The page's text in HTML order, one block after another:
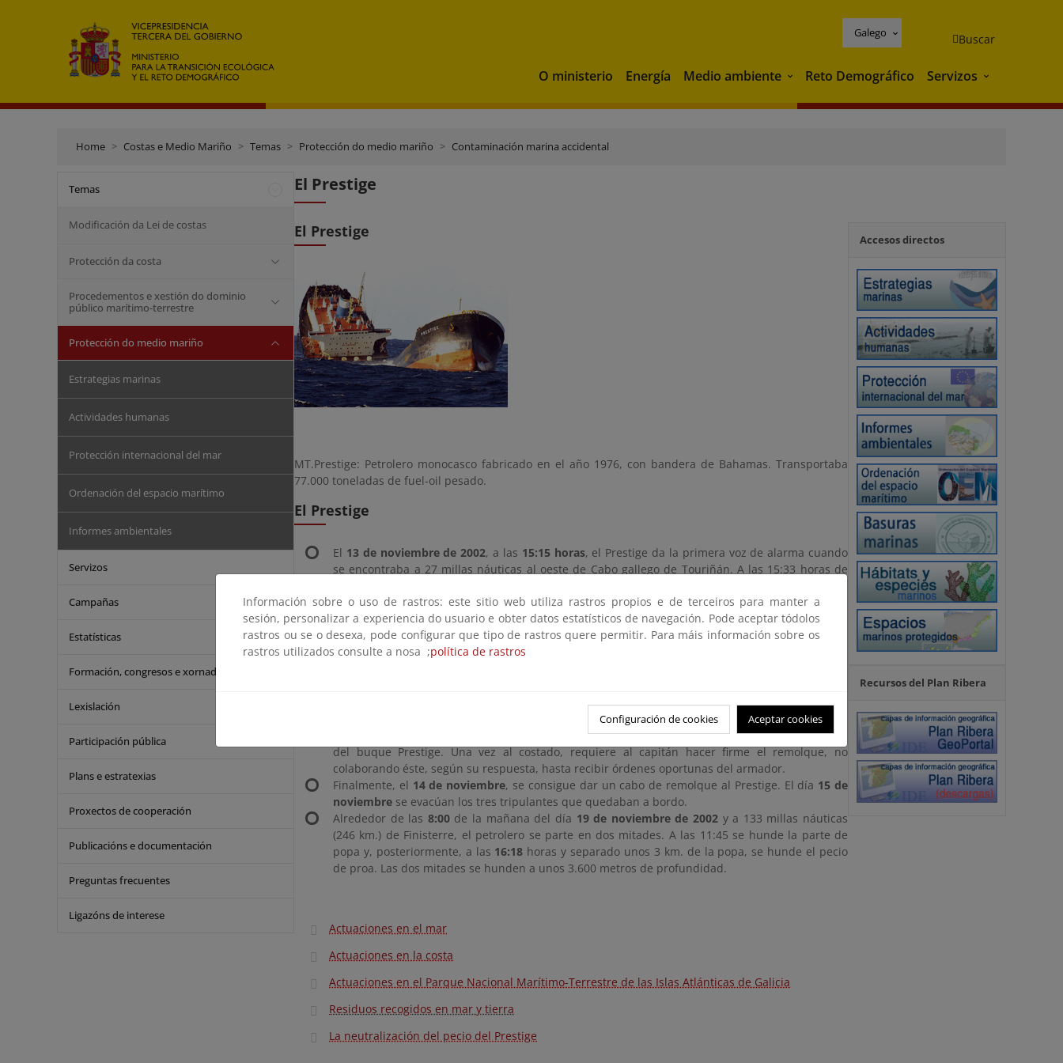
Galego Buscar
O ministerio Energía Medio ambiente Medio ambiente
Reto Demográfico Servizos Servizos
Home Costas e Medio Mariño Temas Protección do medio mariño Contaminación marina accidental
Temas
Modificación da Lei de costas
Protección da costa
Procedementos e xestión do dominio
público marítimo-terrestre
Protección do medio mariño
Estrategias marinas
Actividades humanas
Protección internacional del mar
Ordenación del espacio marítimo
Informes ambientales
Servizos
Campañas
Estatísticas
Formación, congresos e xornadas
Lexislación
Participación pública
Plans e estratexias
Proxectos de cooperación
Publicacións e documentación
Preguntas frecuentes
Ligazóns de interese
El Prestige
El Prestige
MT.Prestige: Petrolero monocasco fabricado en el año 1976, con bandera de Bahamas. Transportaba
77.000 toneladas de fuel-oil pesado.
El Prestige
El 13 de noviembre de 2002, a las 15:15 horas, el Prestige da la primera voz de alarma cuando
se encontraba a 27 millas náuticas al oeste de Cabo gallego de Touriñán. A las 15:33 horas de
30º hacia el costado de estribor. Esta solicitud es atendida por el Centro Regional de
Coordinación de Salvamento Marítimo de Finisterre, que inicia la coordinación de las labores de
rescate de la tripulación y remolque del buque. A bordo navegan 27 tripulantes: dos griegos, un
rumano y 24 filipinos.
capitán, el primer oficial y el jefe de máquinas. Los 24 tripulantes rescatados son
desembarcados en La Coruña y Vigo, respectivamente.
, el primero de los remolcadores enviado, el Ría de Vigo, llega a la proximidad
del buque Prestige. Una vez al costado, requiere al capitán hacer firme el remolque, no
colaborando éste, según su respuesta, hasta recibir órdenes oportunas del armador.
Finalmente, el 14 de noviembre, se consigue dar un cabo de remolque al Prestige. El día 15 de
noviembre se evacúan los tres tripulantes que quedaban a bordo.
Alrededor de las 8:00de la mañana del día 19 de noviembre de 2002y a 133 millas náuticas
(246 km.) de Finisterre, el petrolero se parte en dos mitades. A las 11:45 se hunde la parte de
popa y, posteriormente, a las 16:18 horas y separado unos 3 km. de la popa, se hunde el pecio
de proa. Las dos mitades se hunden a unos 3.600 metros de profundidad.
Actuaciones en el mar
Actuaciones en la costa
Actuaciones en el Parque Nacional Marítimo-Terrestre de las Islas Atlánticas de Galicia
Residuos recogidos en mar y tierra
La neutralización del pecio del Prestige
Accesos directos
Recursos del Plan Ribera
Información sobre o uso de rastros: este sitio web utiliza rastros propios e de terceiros para manter a
sesión, personalizar a experiencia do usuario e obter datos estatísticos de navegación. Pode aceptar tódolos
rastros ou se o desexa, pode configurar que tipo de rastros quere permitir. Para máis información sobre os
rastros utilizados consulte a nosa ;política de rastros
Configuración de cookies Aceptar cookies